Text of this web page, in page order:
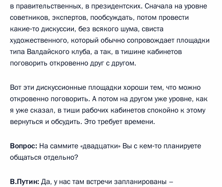
в правительственных, в президентских. Сначала на уровне
советников, экспертов, пообсуждать, потом провести
какие‑то дискуссии, без всякого шума, свиста
художественного, который обычно сопровождает площадки
типа Валдайского клуба, а так, в тишине кабинетов
поговорить откровенно друг с другом.
Вот эти дискуссионные площадки хороши тем, что можно
откровенно поговорить. А потом на другом уже уровне, как
я уже сказал, в тиши рабочих кабинетов спокойно к этому
вернуться и обсудить. Это требует времени.
Вопрос: На саммите «двадцатки» Вы с кем‑то планируете
общаться отдельно?
В.Путин: Да, у нас там встречи запланированы –